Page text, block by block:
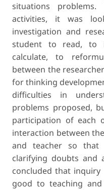
situations problems.
activities, it was
investigation and
student to read, to
calculate, to
between the
for thinking
difficulties in
problems proposed,
participation of each
interaction between
and teacher so that
clarifying doubts and
concluded that
good to teaching